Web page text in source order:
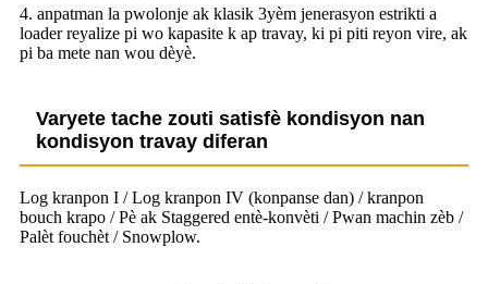
4. anpatman la pwolonje ak klasik 3yèm jenerasyon estrikti a
loader reyalize pi wo kapasite k ap travay, ki pi piti reyon vire, ak
pi ba mete nan wou dèyè.
Varyete tache zouti satisfè kondisyon nan
kondisyon travay diferan
Log kranpon I / Log kranpon IV (konpanse dan) / kranpon
bouch krapo / Pè ak Staggered entè-konvèti / Pwan machin zèb /
Palèt fouchèt / Snowplow.